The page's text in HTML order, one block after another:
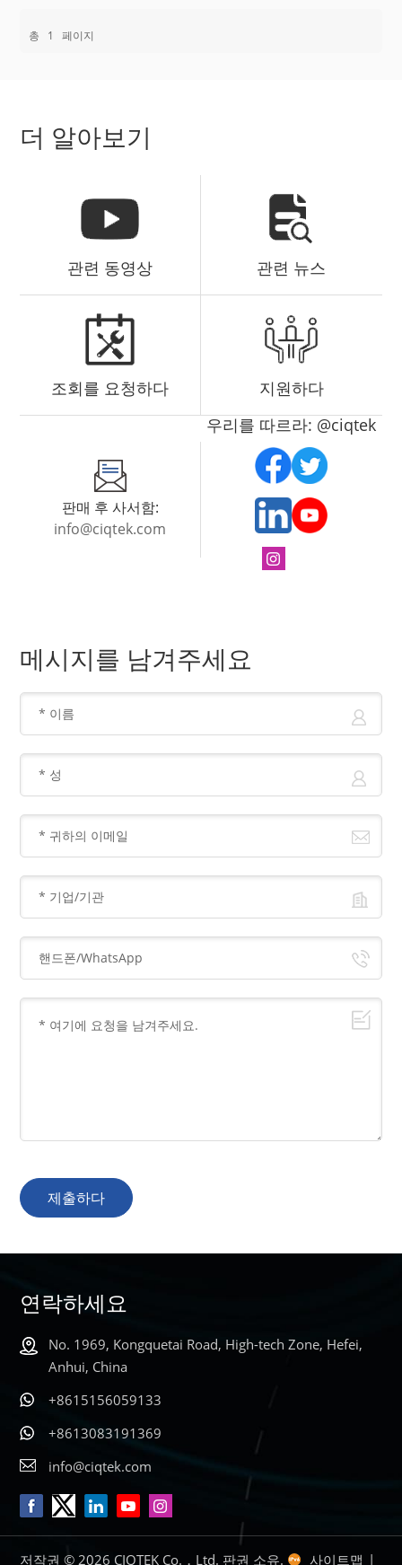
총 1 페이지
더 알아보기
관련 동영상 관련 뉴스
조회를 요청하다 지원하다
판매 후 사서함:
info@ciqtek.com
우리를 따르라: @ciqtek
메시지를 남겨주세요
제출하다
연락하세요
No. 1969, Kongquetai Road, High-tech Zone, Hefei,
Anhui, China
+8615156059133
+8613083191369
info@ciqtek.com
저작권 © 2026 CIQTEK Co.，Ltd. 판권 소유. 사이트맵 |